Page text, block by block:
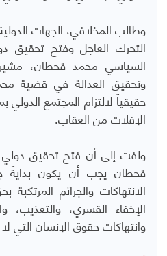
وطالب المخلافي، الجهات
التحرك العاجل وفتح
السياسي محمد قحطان،
وتحقيق العدالة في قضية
حقيقياً لالتزام المجتمع
الإفلات من العقاب.
ولفت إلى أن فتح تحقيق
قحطان يجب أن يكون بدايةً
الانتهاكات والجرائم
الإخفاء القسري، والتعذيب،
وانتهاكات حقوق الإنسان التي